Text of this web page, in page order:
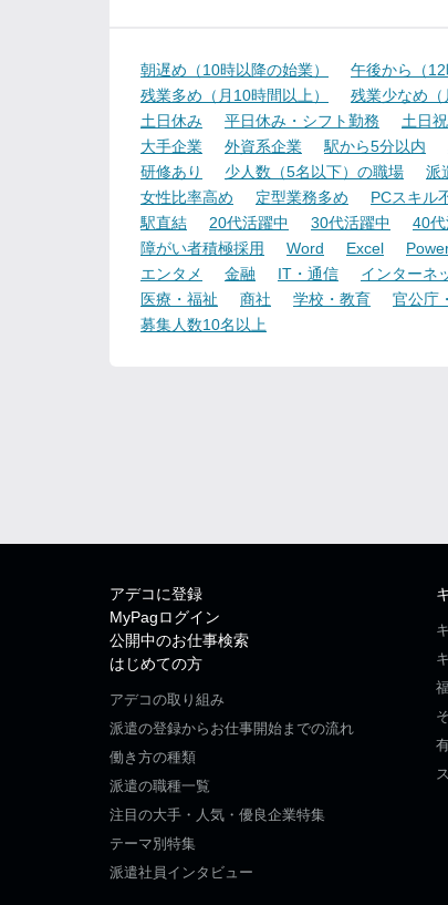
朝遅め（10時以降の始業） 午後から（12
残業多め（月10時間以上）
残業少なめ（
土日休み
平日休み・シフト勤務 土日
大手企業
外資系企業 駅から5分以内
研修あり
少人数（5名以下）の職場 派
女性比率高め
定型業務多め PCスキル
駅直結
20代活躍中 30代活躍中 40
障がい者積極採用
Word Excel
エンタメ
金融 IT・通信 インターネ
医療・福祉
商社 学校・教育 官公庁
募集人数10名以上
アデコに登録
MyPagログイン
公開中のお仕事検索
はじめての方
アデコの取り組み
派遣の登録からお仕事開始までの流れ
働き方の種類
派遣の職種一覧
注目の大手・人気・優良企業特集
テーマ別特集
派遣社員インタビュー